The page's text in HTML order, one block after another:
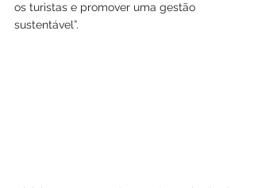
os turistas e promover uma gestão
sustentável”.